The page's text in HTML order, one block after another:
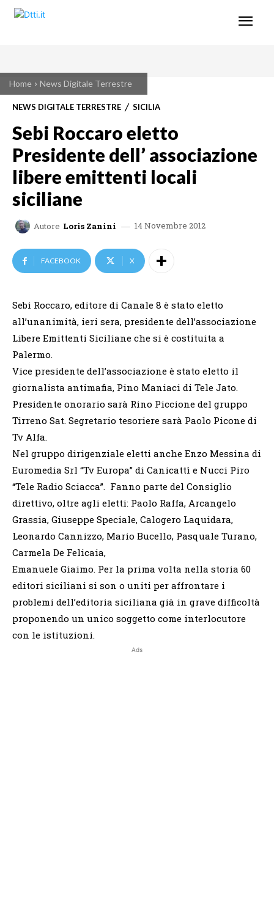
Home News Digitale Terrestre
NEWS DIGITALE TERRESTRE SICILIA
Sebi Roccaro eletto
Presidente dell’ associazione
libere emittenti locali
siciliane
Autore Loris Zanini 14 Novembre 2012
FACEBOOK X
Sebi Roccaro, editore di Canale 8 è stato eletto
all’unanimità, ieri sera, presidente dell’associazione
Libere Emittenti Siciliane che si è costituita a
Palermo.
Vice presidente dell’associazione è stato eletto il
giornalista antimafia, Pino Maniaci di Tele Jato.
Presidente onorario sarà Rino Piccione del gruppo
Tirreno Sat. Segretario tesoriere sarà Paolo Picone di
Tv Alfa.
Nel gruppo dirigenziale eletti anche Enzo Messina di
Euromedia Srl “Tv Europa” di Canicattì e Nucci Piro
“Tele Radio Sciacca”. Fanno parte del Consiglio
direttivo, oltre agli eletti: Paolo Raffa, Arcangelo
Grassia, Giuseppe Speciale, Calogero Laquidara,
Leonardo Cannizzo, Mario Bucello, Pasquale Turano,
Carmela De Felicaia,
Emanuele Giaimo. Per la prima volta nella storia 60
editori siciliani si son o uniti per affrontare i
problemi dell’editoria siciliana già in grave difficoltà
proponendo un unico soggetto come interlocutore
con le istituzioni.
Ads